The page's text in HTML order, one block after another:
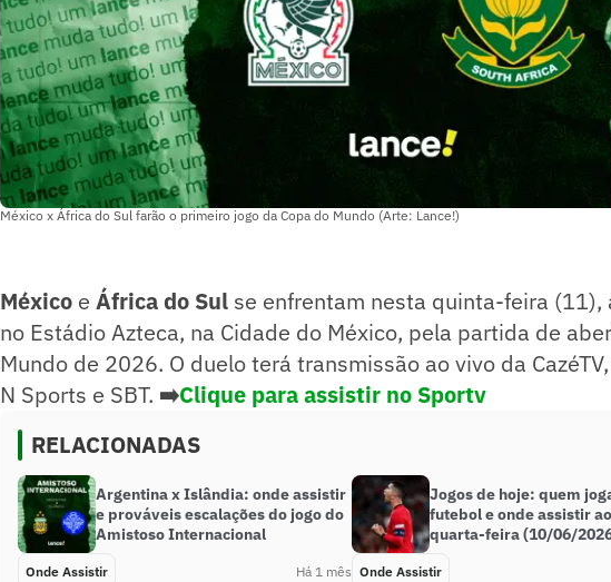
México x África do Sul farão o primeiro jogo da Copa do Mundo (Arte: Lance!)
México e África do Sul se enfrentam nesta quinta-feira (11),
no Estádio Azteca, na Cidade do México, pela partida de
Mundo de 2026. O duelo terá transmissão ao vivo da
N Sports e SBT. ➡️Clique para assistir no Sportv
RELACIONADAS
Argentina x Islândia: onde assistir
e prováveis escalações do jogo do
Amistoso Internacional
Onde Assistir Há 1 mês
Jogos de hoje: quem
futebol e onde assistir
quarta-feira (10/06/
Onde Assistir